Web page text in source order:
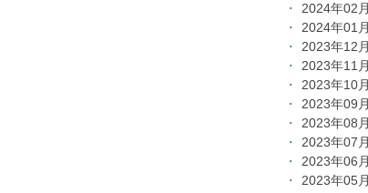
2024年02月
2024年01月
2023年12月
2023年11月
2023年10月
2023年09月
2023年08月
2023年07月
2023年06月
2023年05月